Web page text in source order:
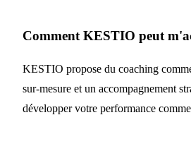
Comment KESTIO peut
KESTIO propose du coaching
sur-mesure et un accompagnement
développer votre performance